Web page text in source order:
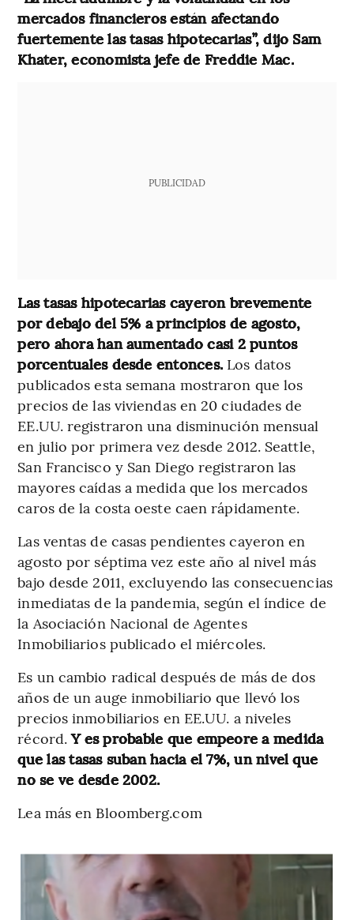
mercados financieros están afectando
fuertemente las tasas hipotecarias”, dijo Sam
Khater, economista jefe de Freddie Mac.
PUBLICIDAD
Las tasas hipotecarias cayeron brevemente
por debajo del 5% a principios de agosto,
pero ahora han aumentado casi 2 puntos
porcentuales desde entonces. Los datos
publicados esta semana mostraron que los
precios de las viviendas en 20 ciudades de
EE.UU. registraron una disminución mensual
en julio por primera vez desde 2012. Seattle,
San Francisco y San Diego registraron las
mayores caídas a medida que los mercados
caros de la costa oeste caen rápidamente.
Las ventas de casas pendientes cayeron en
agosto por séptima vez este año al nivel más
bajo desde 2011, excluyendo las consecuencias
inmediatas de la pandemia, según el índice de
la Asociación Nacional de Agentes
Inmobiliarios publicado el miércoles.
Es un cambio radical después de más de dos
años de un auge inmobiliario que llevó los
precios inmobiliarios en EE.UU. a niveles
récord.Y es probable que empeore a medida
que las tasas suban hacia el 7%, un nivel que
no se ve desde 2002.
Lea más en Bloomberg.com